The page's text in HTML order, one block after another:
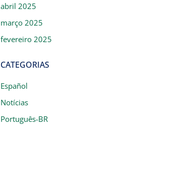
abril 2025
março 2025
fevereiro 2025
CATEGORIAS
Español
Notícias
Português-BR